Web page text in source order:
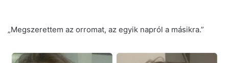
„Megszerettem az orromat, az egyik napról a másikra.”